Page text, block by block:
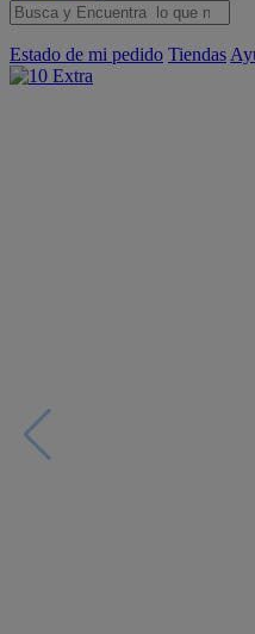
Estado de mi pedido Tiendas